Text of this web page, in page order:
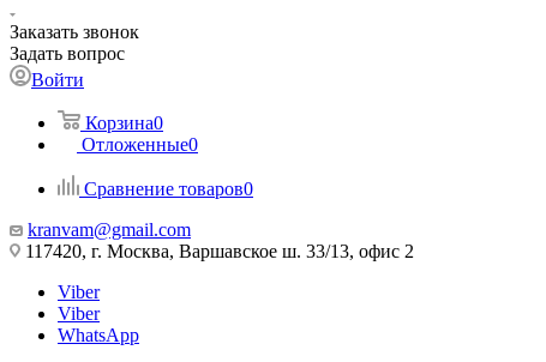
Заказать звонок
Задать вопрос
Войти
Корзина0
Отложенные0
Сравнение товаров0
kranvam@gmail.com
117420, г. Москва, Варшавское ш. 33/13, офис 2
Viber
Viber
WhatsApp